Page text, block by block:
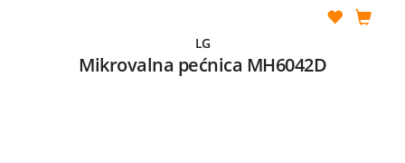
LG
Mikrovalna pećnica MH6042D